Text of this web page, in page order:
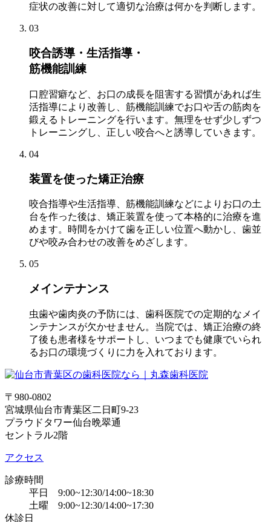
症状の改善に対して適切な治療は何かを判断します。
03
咬合誘導・生活指導・
筋機能訓練
口腔習癖など、お口の成長を阻害する習慣があれば生
活指導により改善し、筋機能訓練でお口や舌の筋肉を
鍛えるトレーニングを行います。無理をせず少しずつ
トレーニングし、正しい咬合へと誘導していきます。
04
装置を使った矯正治療
咬合指導や生活指導、筋機能訓練などによりお口の土
台を作った後は、矯正装置を使って本格的に治療を進
めます。時間をかけて歯を正しい位置へ動かし、歯並
びや咬み合わせの改善をめざします。
05
メインテナンス
虫歯や歯肉炎の予防には、歯科医院での定期的なメイ
ンテナンスが欠かせません。当院では、矯正治療の終
了後も患者様をサポートし、いつまでも健康でいられ
るお口の環境づくりに力を入れております。
〒980-0802
宮城県仙台市青葉区二日町9-23
プラウドタワー仙台晩翠通
セントラル2階
アクセス
診療時間
平日 9:00~12:30/14:00~18:30
土曜 9:00~12:30/14:00~17:30
休診日